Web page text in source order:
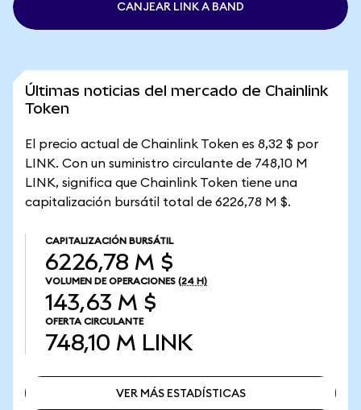
CANJEAR LINK A BAND
Últimas noticias del mercado de Chainlink
Token
El precio actual de Chainlink Token es 8,32 $ por
LINK. Con un suministro circulante de 748,10 M
LINK, significa que Chainlink Token tiene una
capitalización bursátil total de 6226,78 M $.
CAPITALIZACIÓN BURSÁTIL
6226,78 M $
VOLUMEN DE OPERACIONES (24 H)
143,63 M $
OFERTA CIRCULANTE
748,10 M LINK
VER MÁS ESTADÍSTICAS